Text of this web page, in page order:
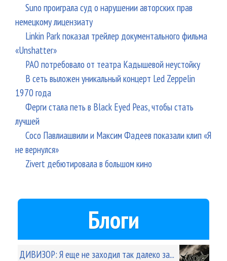
Suno проиграла суд о нарушении авторских прав
немецкому лицензиату
Linkin Park показал трейлер документального фильма
«Unshatter»
РАО потребовало от театра Кадышевой неустойку
В сеть выложен уникальный концерт Led Zeppelin
1970 года
Ферги стала петь в Black Eyed Peas, чтобы стать
лучшей
Сосо Павлиашвили и Максим Фадеев показали клип «Я
не вернулся»
Zivert дебютировала в большом кино
Блоги
ДИВИЗОР: Я еще не заходил так далеко за...